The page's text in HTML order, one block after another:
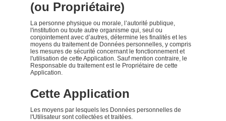
(ou Propriétaire)
La personne physique ou morale, l’autorité publique,
l'institution ou toute autre organisme qui, seul ou
conjointement avec d’autres, détermine les finalités et les
moyens du traitement de Données personnelles, y compris
les mesures de sécurité concernant le fonctionnement et
l'utilisation de cette Application. Sauf mention contraire, le
Responsable du traitement est le Propriétaire de cette
Application.
Cette Application
Les moyens par lesquels les Données personnelles de
l'Utilisateur sont collectées et traitées.